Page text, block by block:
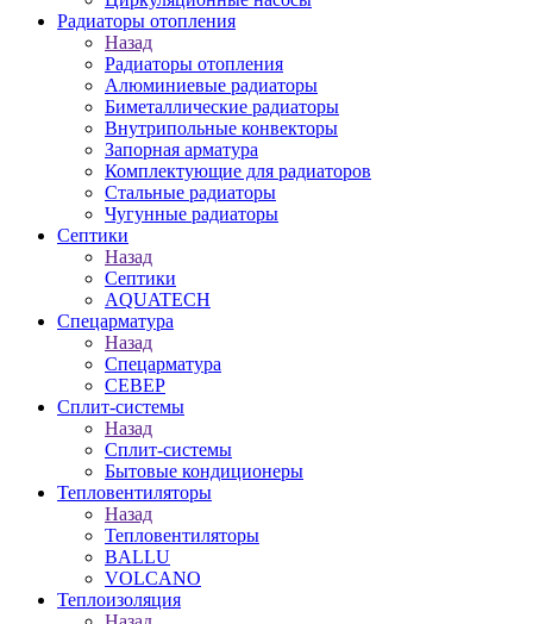
Радиаторы отопления
Назад
Радиаторы отопления
Алюминиевые радиаторы
Биметаллические радиаторы
Внутрипольные конвекторы
Запорная арматура
Комплектующие для радиаторов
Стальные радиаторы
Чугунные радиаторы
Септики
Назад
Септики
AQUATECH
Спецарматура
Назад
Спецарматура
СЕВЕР
Сплит-системы
Назад
Сплит-системы
Бытовые кондиционеры
Тепловентиляторы
Назад
Тепловентиляторы
BALLU
VOLCANO
Теплоизоляция